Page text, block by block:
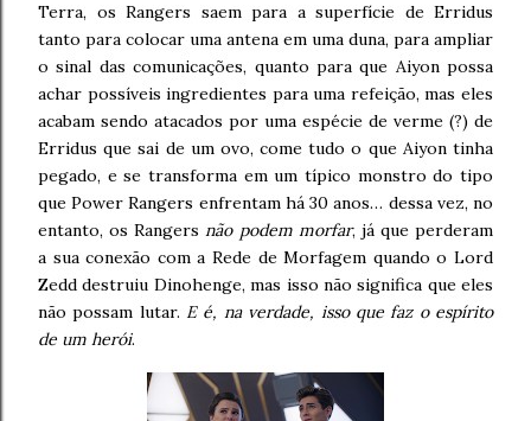
Terra, os Rangers saem para a superfície de Erridus
tanto para colocar uma antena em uma duna, para ampliar
o sinal das comunicações, quanto para que Aiyon possa
achar possíveis ingredientes para uma refeição, mas eles
acabam sendo atacados por uma espécie de verme (?) de
Erridus que sai de um ovo, come tudo o que Aiyon tinha
pegado, e se transforma em um típico monstro do tipo
que Power Rangers enfrentam há 30 anos… dessa vez, no
entanto, os Rangersnão podem morfar, já que perderam
a sua conexão com a Rede de Morfagem quando o Lord
Zedd destruiu Dinohenge, mas isso não significa que eles
não possam lutar. E é, na verdade, isso que faz o espírito
de um herói.